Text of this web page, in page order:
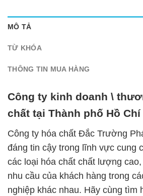
MÔ TẢ
TỪ KHÓA
THÔNG TIN MUA HÀNG
Công ty kinh doanh \
chất tại Thành phố Hồ Chí
Công ty hóa chất Đắc Trường
đáng tin cậy trong lĩnh vực cung
các loại hóa chất chất lượng
nhu cầu của khách hàng trong
nghiệp khác nhau. Hãy cùng tìm